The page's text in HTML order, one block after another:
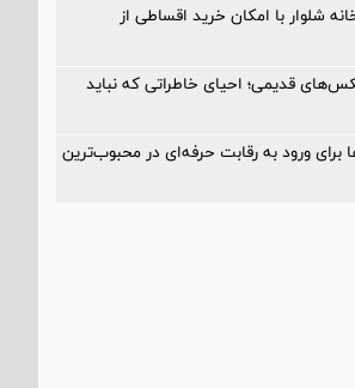
شلوار با امکان خرید اقساطی از
قدیمی؛ احیای خاطراتی که نباید
برای ورود به رقابت حرفه‌ای در محبوب‌ترین